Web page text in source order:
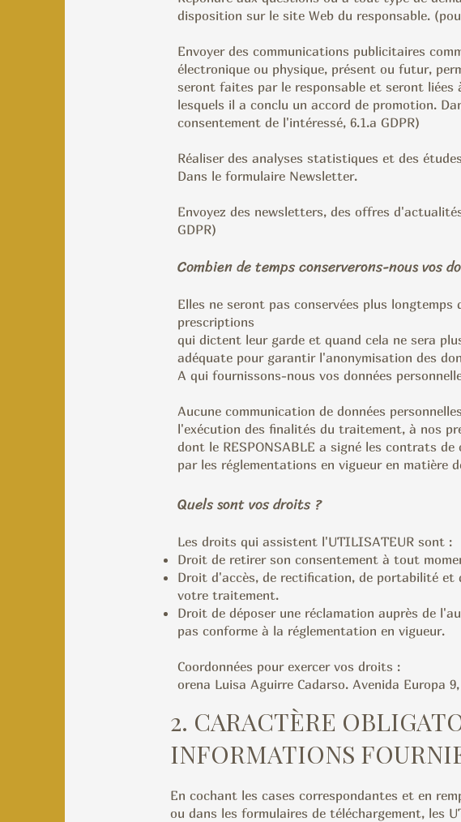
disposition sur le site Web du responsable.
Envoyer des communications publicitaires
électronique ou physique, présent ou futur,
seront faites par le responsable et seront liées
lesquels il a conclu un accord de promotion.
consentement de l'intéressé, 6.1.a GDPR)
Réaliser des analyses statistiques et des
Dans le formulaire Newsletter.
Envoyez des newsletters, des offres
GDPR)
Combien de temps conserverons-nous vos
Elles ne seront pas conservées plus
prescriptions
qui dictent leur garde et quand cela ne sera
adéquate pour garantir l'anonymisation des
A qui fournissons-nous vos données
Aucune communication de données
l'exécution des finalités du traitement, à nos
dont le RESPONSABLE a signé les contrats
par les réglementations en vigueur en matière
Quels sont vos droits ?
Les droits qui assistent l'UTILISATEUR sont :
Droit de retirer son consentement à tout
Droit d'accès, de rectification, de portabilité et
votre traitement.
Droit de déposer une réclamation auprès de
pas conforme à la réglementation en vigueur.
Coordonnées pour exercer vos droits :
orena Luisa Aguirre Cadarso. Avenida Europa
2. CARACTÈRE
INFORMATIONS
En cochant les cases correspondantes et en
ou dans les formulaires de téléchargement, les